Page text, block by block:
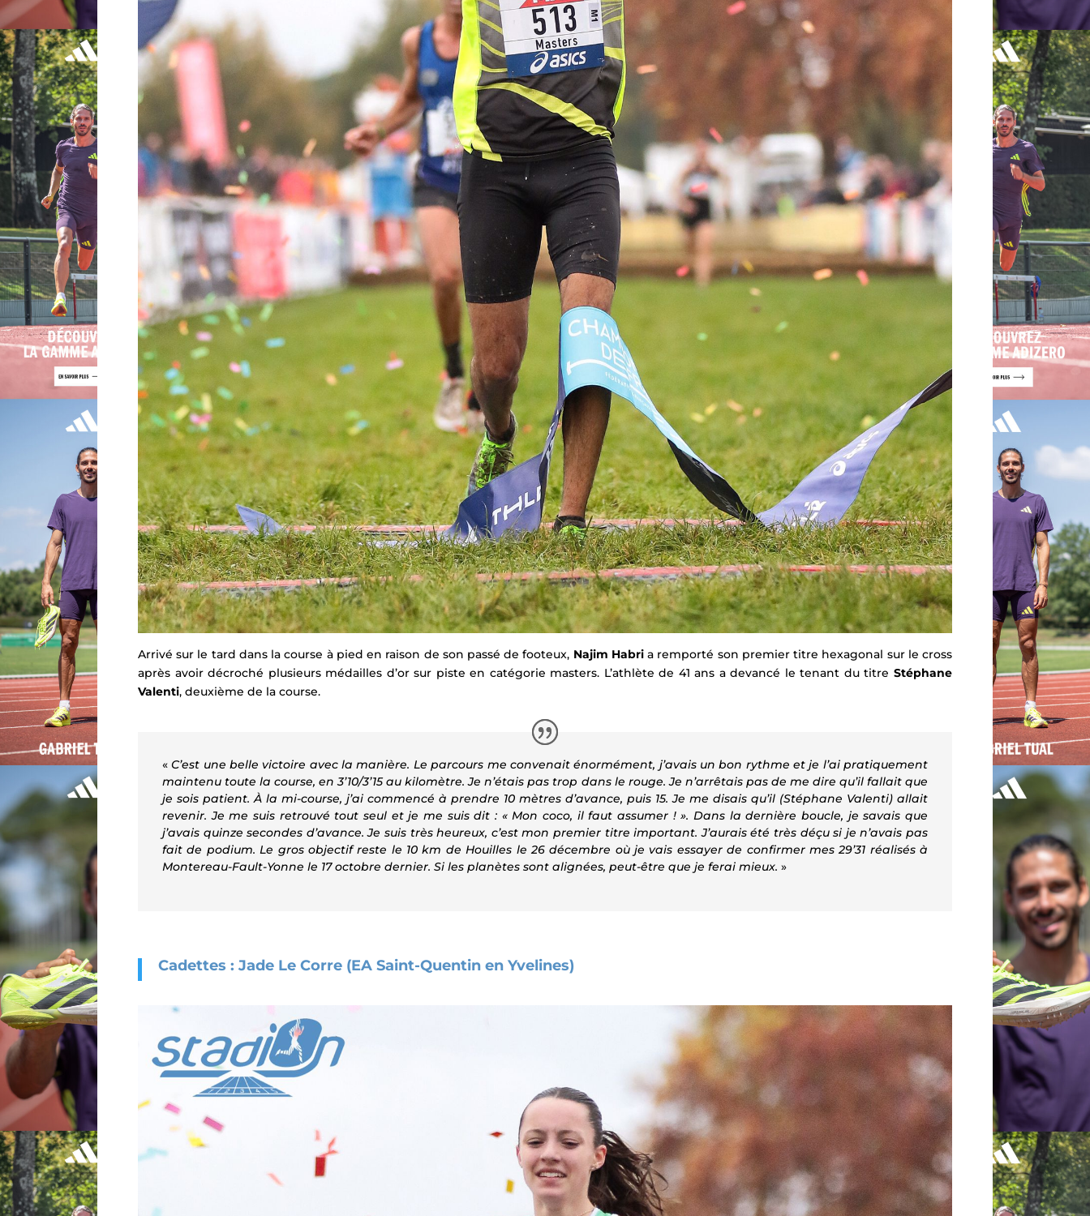
Arrivé sur le tard dans la course à pied en raison de son passé de footeux, Najim Habria remporté son premier titre hexagonal sur le cross
après avoir décroché plusieurs médailles d’or sur piste en catégorie masters. L’athlète de 41 ans a devancé le tenant du titre Stéphane
Valenti, deuxième de la course.
« C’est une belle victoire avec la manière. Le parcours me convenait énormément, j’avais un bon rythme et je l’ai pratiquement
maintenu toute la course, en 3’10/3’15 au kilomètre. Je n’étais pas trop dans le rouge. Je n’arrêtais pas de me dire qu’il fallait que
je sois patient. À la mi-course, j’ai commencé à prendre 10 mètres d’avance, puis 15. Je me disais qu’il (Stéphane Valenti) allait
revenir. Je me suis retrouvé tout seul et je me suis dit : « Mon coco, il faut assumer ! ». Dans la dernière boucle, je savais que
j’avais quinze secondes d’avance.Je suis très heureux, c’est mon premier titre important. J’aurais été très déçu si je n’avais pas
fait de podium. Le gros objectif reste le 10 km de Houilles le 26 décembre où je vais essayer de confirmer mes 29’31 réalisés à
Montereau-Fault-Yonne le 17 octobre dernier. Si les planètes sont alignées, peut-être que je ferai mieux. »
Cadettes : Jade Le Corre (EA Saint-Quentin en Yvelines)